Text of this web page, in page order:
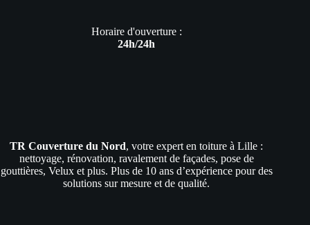
Horaire d'ouverture :
24h/24h
TR Couverture du Nord, votre expert en toiture à Lille :
nettoyage, rénovation, ravalement de façades, pose de
gouttières, Velux et plus. Plus de 10 ans d’expérience pour des
solutions sur mesure et de qualité.